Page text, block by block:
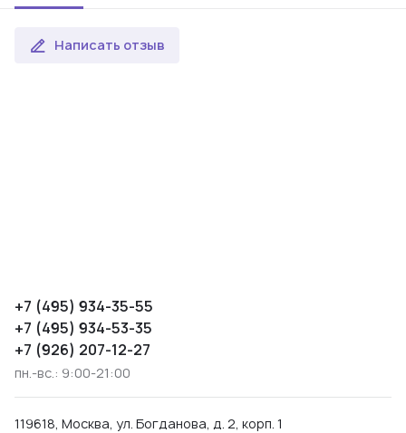
Написать отзыв
+7 (495) 934-35-55
+7 (495) 934-53-35
+7 (926) 207-12-27
пн.-вс.: 9:00-21:00
119618, Москва, ул. Богданова, д. 2, корп. 1